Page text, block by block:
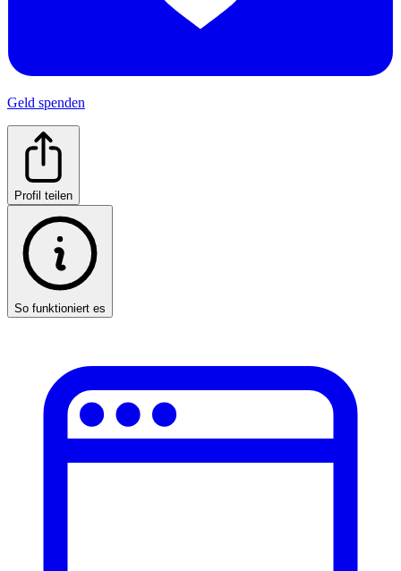
Geld spenden
Profil teilen
So funktioniert es